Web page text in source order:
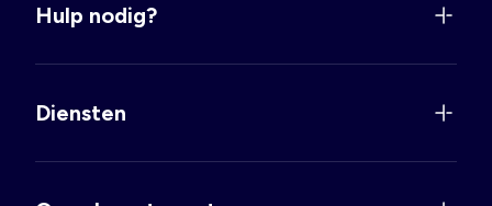
Hulp nodig?
Diensten